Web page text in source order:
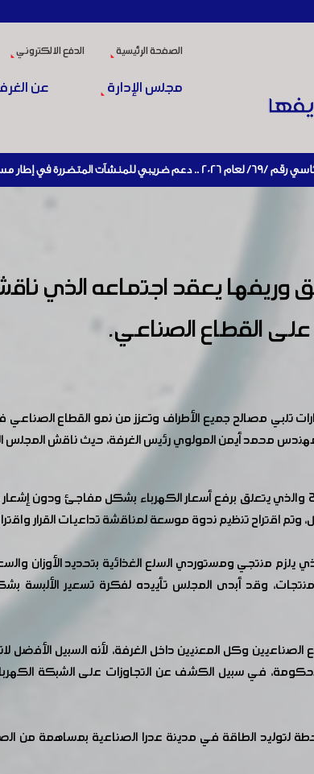
الصفحة الرئيسية الدفع الالكتروني
مجلس الإدارة عن
الإنتاج
يعقد اجتماعه الذي
القطاع الصناعي.
تلبي مصالح جميع الأطراف وتعزز من نمو القطاع
محمد أيمن المولوي رئيس الغرفة، حيث ناقش المجلس
في مستهل الاجتماع تم تناول القرار رقم 687 للعام 2025 والذي يتعلق برفع أسعار
وتم اقتراح تنظيم ندوة موسعة لمناقشة تداعيات القرار
وقد أبدى المجلس تأييده لفكرة تسعير
وكل المعنيين داخل الغرفة، لأنه السبيل
في سبيل الكشف عن التجاوزات على الشبكة
لتوليد الطاقة في مدينة عدرا الصناعية بمساهمة من